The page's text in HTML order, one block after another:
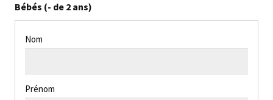
Bébés (- de 2 ans)